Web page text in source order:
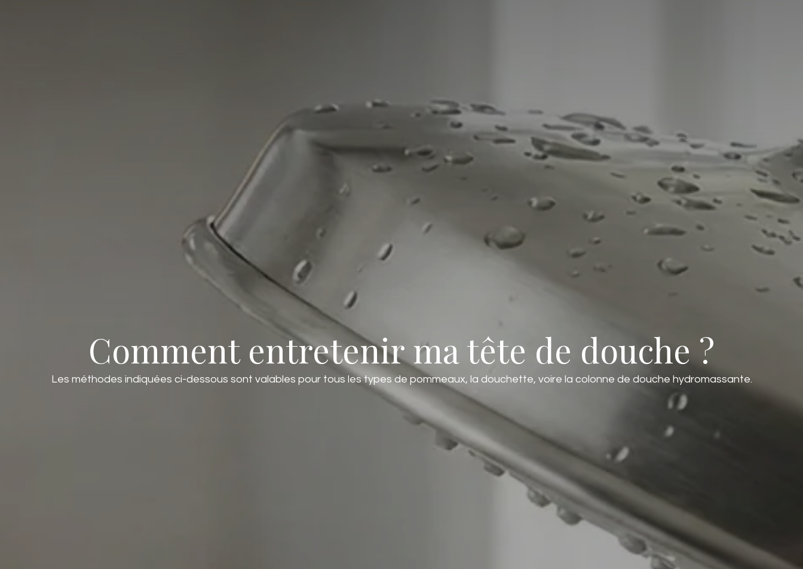
Comment entretenir ma tête de douche ?
Les méthodes indiquées ci-dessous sont valables pour tous les types de pommeaux, la douchette, voire la colonne de douche hydromassante.